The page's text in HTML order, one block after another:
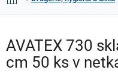
Domů
AVATEX 730
cm 50 ks v